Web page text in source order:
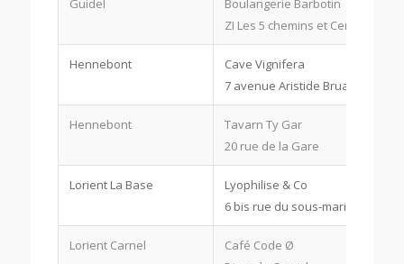
Guidel
Boulangerie Barbotin
ZI Les 5 chemins et Centre-ville
Hennebont
Cave Vignifera
7 avenue Aristide Bruant
Hennebont
Tavarn Ty Gar
20 rue de la Gare
Lorient La Base
Lyophilise & Co
6 bis rue du sous-marin Venus
Lorient Carnel
Café Code Ø